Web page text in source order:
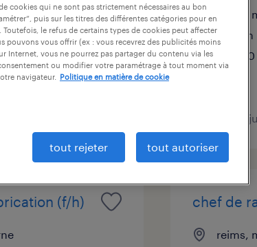
heure
reims,
intérim
26
publié le 8
(f/h) chef de
reims,
cookies qui ne sont pas strictement nécessaires au bon
puis sur les titres des différentes catégories pour en
le refus de certains types de cookies peut affecter
pouvons vous offrir (ex : vous recevrez des publicités moins
Internet, vous ne pourrez pas partager du contenu via les
ou modifier votre paramétrage à tout moment via
navigateur.
Politique en matière de cookie
tout rejeter tout autoriser